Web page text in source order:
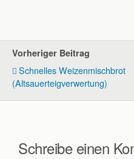
Vorheriger Beitrag
Schnelles Weizenmischbrot
(Altsauerteigverwertung)
Schreibe einen